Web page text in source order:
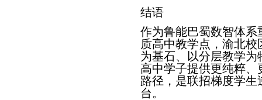
结语
作为鲁能巴蜀数智体
质高中教学点，渝北
为基石、以分层教学
高中学子提供更纯粹
路径，是联招梯度学
台。